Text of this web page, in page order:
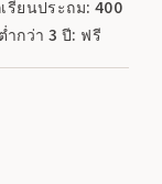
รียนประถม: 400
ำกว่า 3 ปี: ฟรี